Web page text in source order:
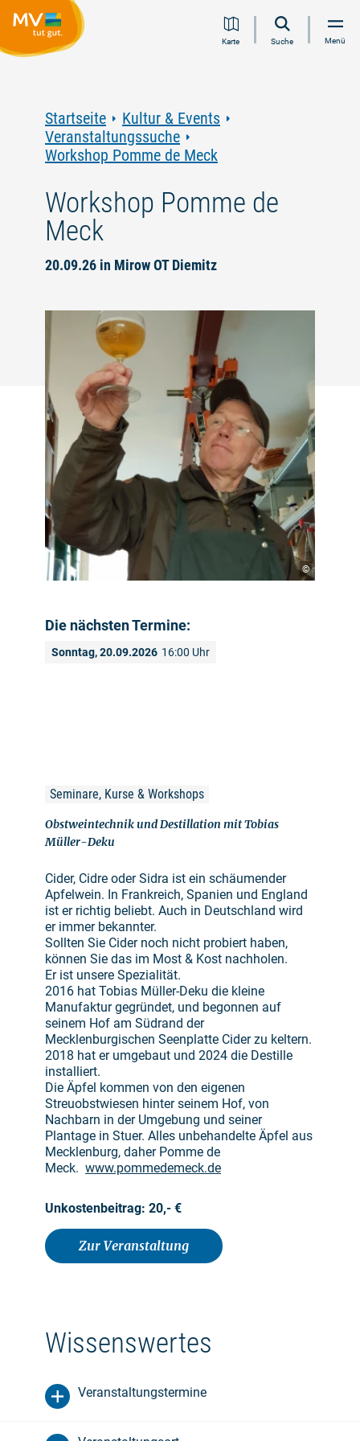
Inhalt
Navigation
Volltextsuche
FooterKarte Suche Menü
Startseite
Kultur & Events
Veranstaltungssuche
Workshop Pomme de Meck
Workshop Pomme de
Meck
20.09.26 in Mirow OT Diemitz
©
Die nächsten Termine:
Sonntag, 20.09.2026 16:00 Uhr
Seminare, Kurse & Workshops
Obstweintechnik und Destillation mit Tobias
Müller-Deku
Cider, Cidre oder Sidra ist ein schäumender
Apfelwein. In Frankreich, Spanien und England
ist er richtig beliebt. Auch in Deutschland wird
er immer bekannter.
Sollten Sie Cider noch nicht probiert haben,
können Sie das im Most & Kost nachholen.
Er ist unsere Spezialität.
2016 hat Tobias Müller-Deku die kleine
Manufaktur gegründet, und begonnen auf
seinem Hof am Südrand der
Mecklenburgischen Seenplatte Cider zu keltern.
2018 hat er umgebaut und 2024 die Destille
installiert.
Die Äpfel kommen von den eigenen
Streuobstwiesen hinter seinem Hof, von
Nachbarn in der Umgebung und seiner
Plantage in Stuer. Alles unbehandelte Äpfel aus
Mecklenburg, daher Pomme de
Meck. www.pommedemeck.de
Unkostenbeitrag: 20,- €
Zur Veranstaltung
Wissenswertes
Veranstaltungstermine